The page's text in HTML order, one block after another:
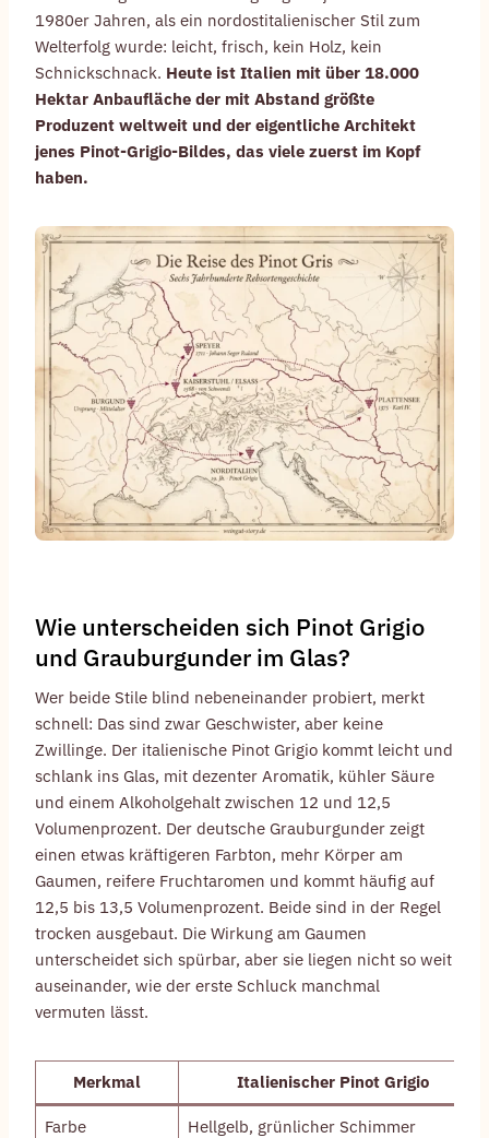
1980er Jahren, als ein nordostitalienischer Stil zum
Welterfolg wurde: leicht, frisch, kein Holz, kein
Schnickschnack. Heute ist Italien mit über 18.000
Hektar Anbaufläche der mit Abstand größte
Produzent weltweit und der eigentliche Architekt
jenes Pinot-Grigio-Bildes, das viele zuerst im Kopf
haben.
Wie unterscheiden sich Pinot Grigio
und Grauburgunder im Glas?
Wer beide Stile blind nebeneinander probiert, merkt
schnell: Das sind zwar Geschwister, aber keine
Zwillinge. Der italienische Pinot Grigio kommt leicht und
schlank ins Glas, mit dezenter Aromatik, kühler Säure
und einem Alkoholgehalt zwischen 12 und 12,5
Volumenprozent. Der deutsche Grauburgunder zeigt
einen etwas kräftigeren Farbton, mehr Körper am
Gaumen, reifere Fruchtaromen und kommt häufig auf
12,5 bis 13,5 Volumenprozent. Beide sind in der Regel
trocken ausgebaut. Die Wirkung am Gaumen
unterscheidet sich spürbar, aber sie liegen nicht so weit
auseinander, wie der erste Schluck manchmal
vermuten lässt.
Merkmal Italienischer Pinot Grigio
Farbe Hellgelb, grünlicher Schimmer